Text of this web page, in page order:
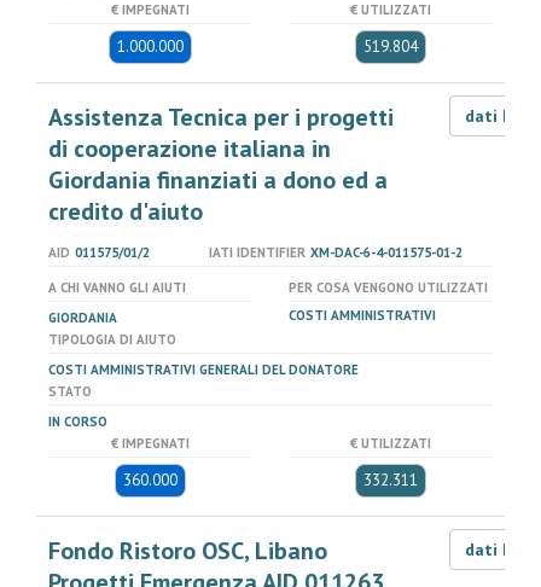
€ IMPEGNATI
1.000.000
€ UTILIZZATI
519.804
Assistenza Tecnica per i progetti
di cooperazione italiana in
Giordania finanziati a dono ed a
credito d'aiuto
dati LOD
AID 011575/01/2 IATI IDENTIFIER XM-DAC-6-4-011575-01-2
A CHI VANNO GLI AIUTI
GIORDANIA
PER COSA VENGONO UTILIZZATI
COSTI AMMINISTRATIVI
TIPOLOGIA DI AIUTO
COSTI AMMINISTRATIVI GENERALI DEL DONATORE
STATO
IN CORSO
€ IMPEGNATI
360.000
€ UTILIZZATI
332.311
Fondo Ristoro OSC, Libano
dati LOD